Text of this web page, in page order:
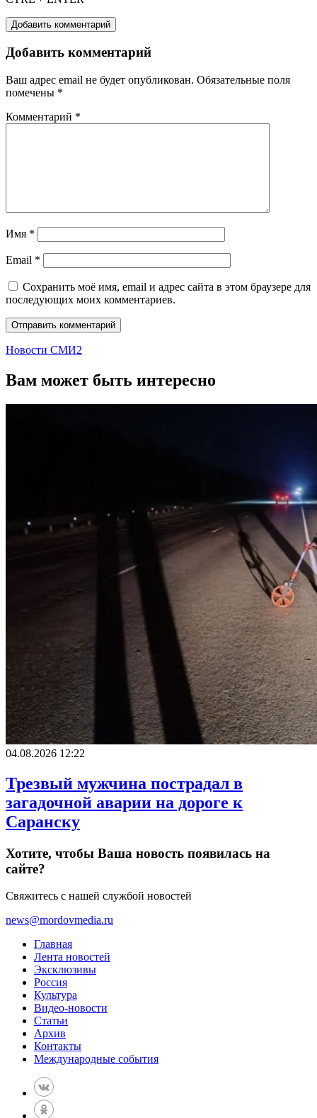
Добавить комментарий
Добавить комментарий
Ваш адрес email не будет опубликован. Обязательные поля
помечены *
Комментарий *
Имя *
Email *
Сохранить моё имя, email и адрес сайта в этом браузере для
последующих моих комментариев.
Новости СМИ2
Вам может быть интересно
04.08.2026 12:22
Трезвый мужчина пострадал в
загадочной аварии на дороге к
Саранску
Хотите, чтобы Ваша новость появилась на
сайте?
Свяжитесь с нашей службой новостей
news@mordovmedia.ru
Главная
Лента новостей
Эксклюзивы
Россия
Культура
Видео-новости
Статьи
Архив
Контакты
Международные события